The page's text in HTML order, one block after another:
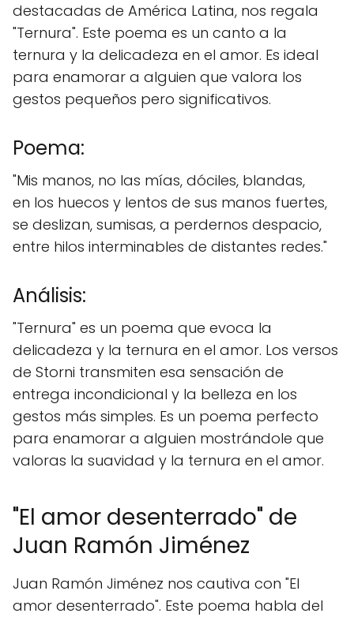
destacadas de América Latina, nos regala
"Ternura". Este poema es un canto a la
ternura y la delicadeza en el amor. Es ideal
para enamorar a alguien que valora los
gestos pequeños pero significativos.
Poema:
"Mis manos, no las mías, dóciles, blandas,
en los huecos y lentos de sus manos fuertes,
se deslizan, sumisas, a perdernos despacio,
entre hilos interminables de distantes redes."
Análisis:
"Ternura" es un poema que evoca la
delicadeza y la ternura en el amor. Los versos
de Storni transmiten esa sensación de
entrega incondicional y la belleza en los
gestos más simples. Es un poema perfecto
para enamorar a alguien mostrándole que
valoras la suavidad y la ternura en el amor.
"El amor desenterrado" de
Juan Ramón Jiménez
Juan Ramón Jiménez nos cautiva con "El
amor desenterrado". Este poema habla del